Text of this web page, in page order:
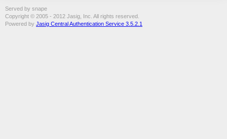
Served by snape
Copyright © 2005 - 2012 Jasig, Inc. All rights reserved.
Powered by Jasig Central Authentication Service 3.5.2.1